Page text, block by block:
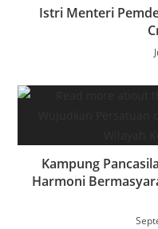
Istri Menteri
Kampung
Harmoni